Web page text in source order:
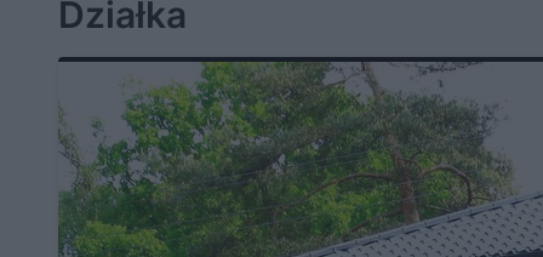
Działka